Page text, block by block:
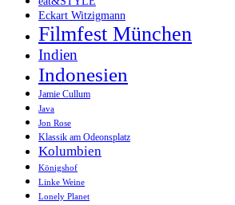
Eckart Witzigmann
Filmfest München
Indien
Indonesien
Jamie Cullum
Java
Jon Rose
Klassik am Odeonsplatz
Kolumbien
Königshof
Linke Weine
Lonely Planet